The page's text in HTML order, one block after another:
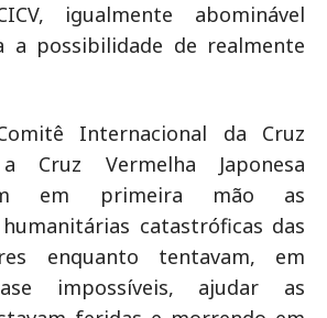
igualmente abominável
a possibilidade de realmente
Internacional da Cruz
Cruz Vermelha Japonesa
em primeira mão as
humanitárias catastróficas das
enquanto tentavam, em
impossíveis, ajudar as